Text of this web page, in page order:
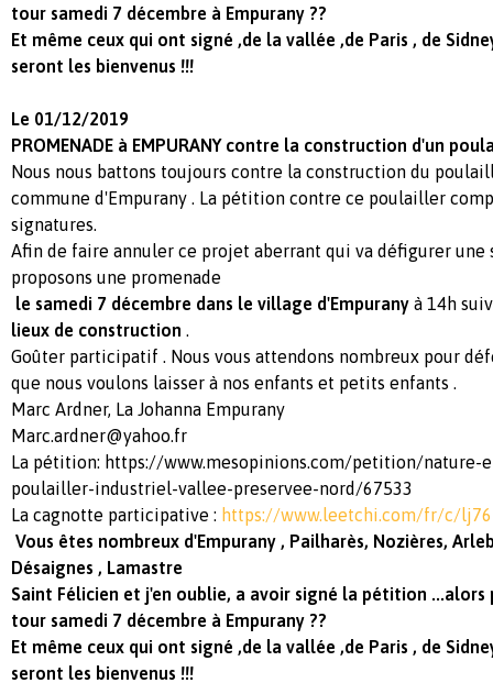
tour samedi 7 décembre à Empurany ??
Et même ceux qui ont signé ,de la vallée ,de Paris , de
seront les bienvenus !!!
Le 01/12/2019
PROMENADE à EMPURANY contre la construction d'un
Nous nous battons toujours contre la construction du
commune d'Empurany . La pétition contre ce poulailler
signatures.
Afin de faire annuler ce projet aberrant qui va défigurer une
proposons une promenade
le samedi 7 décembre dans le village d'Empurany à 14h
lieux de construction .
Goûter participatif . Nous vous attendons nombreux pour
que nous voulons laisser à nos enfants et petits enfants .
Marc Ardner, La Johanna Empurany
Marc.ardner@yahoo.fr
La pétition: https://www.mesopinions.com/petition/nature-
poulailler-industriel-vallee-preservee-nord/67533
La cagnotte participative : https://www.leetchi.com/fr/c/
Vous êtes nombreux d'Empurany , Pailharès, Nozières,
Désaignes , Lamastre
Saint Félicien et j'en oublie, a avoir signé la pétition
tour samedi 7 décembre à Empurany ??
Et même ceux qui ont signé ,de la vallée ,de Paris , de
seront les bienvenus !!!